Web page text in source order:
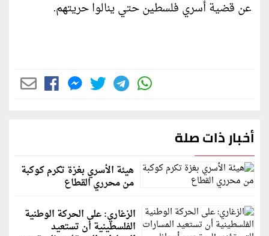
عن قضية أسري فلسطين حتي ينالوا حريتهم.
أخبار ذات صلة
هيئة الأسري بغزة تكرم كوكبة
من محرري القطاع
الزغاري: على الحركة الوطنية
الفلسطينية أن تستعيد